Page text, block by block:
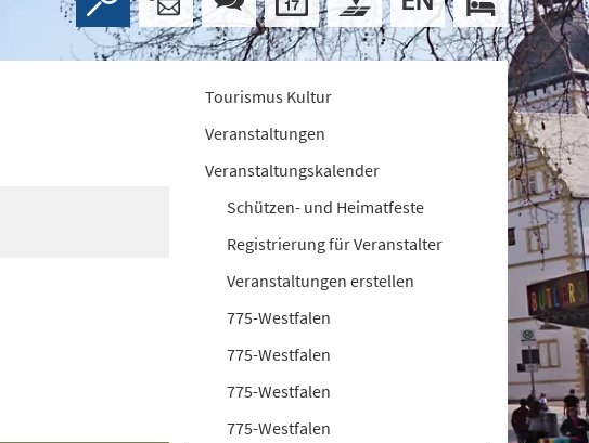
Tourismus Kultur
Veranstaltungen
Veranstaltungskalender
Schützen- und Heimatfeste
Registrierung für Veranstalter
Veranstaltungen erstellen
775-Westfalen
775-Westfalen
775-Westfalen
775-Westfalen